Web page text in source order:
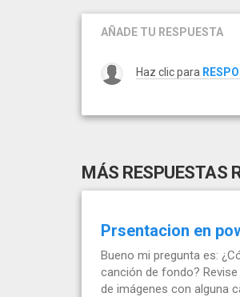
AÑADE TU RESPUESTA
Haz clic para
MÁS RESPUESTAS
Prsentacion en
Bueno mi pregunta es:
canción de fondo?
de imágenes con alguna